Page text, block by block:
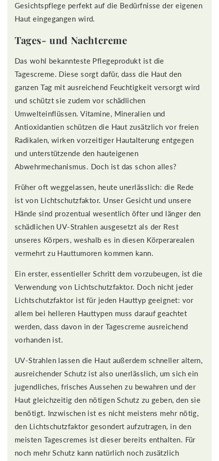
Gesichtspflege perfekt auf die Bedürfnisse der eigenen
Haut eingegangen wird.
Tages- und Nachtcreme
Das wohl bekannteste Pflegeprodukt ist die
Tagescreme. Diese sorgt dafür, dass die Haut den
ganzen Tag mit ausreichend Feuchtigkeit versorgt wird
und schützt sie zudem vor schädlichen
Umwelteinflüssen. Vitamine, Mineralien und
Antioxidantien schützen die Haut zusätzlich vor freien
Radikalen, wirken vorzeitiger Hautalterung entgegen
und unterstützende den hauteigenen
Abwehrmechanismus. Doch ist das schon alles?
Früher oft weggelassen, heute unerlässlich: die Rede
ist von Lichtschutzfaktor. Unser Gesicht und unsere
Hände sind prozentual wesentlich öfter und länger den
schädlichen UV-Strahlen ausgesetzt als der Rest
unseres Körpers, weshalb es in diesen Körperarealen
vermehrt zu Hauttumoren kommen kann.
Ein erster, essentieller Schritt dem vorzubeugen, ist die
Verwendung von Lichtschutzfaktor. Doch nicht jeder
Lichtschutzfaktor ist für jeden Hauttyp geeignet: vor
allem bei helleren Hauttypen muss darauf geachtet
werden, dass davon in der Tagescreme ausreichend
vorhanden ist.
UV-Strahlen lassen die Haut außerdem schneller altern,
ausreichender Schutz ist also unerlässlich, um sich ein
jugendliches, frisches Aussehen zu bewahren und der
Haut gleichzeitig den nötigen Schutz zu geben, den sie
benötigt. Inzwischen ist es nicht meistens mehr nötig,
den Lichtschutzfaktor gesondert aufzutragen, in den
meisten Tagescremes ist dieser bereits enthalten. Für
noch mehr Schutz kann natürlich noch zusätzlich